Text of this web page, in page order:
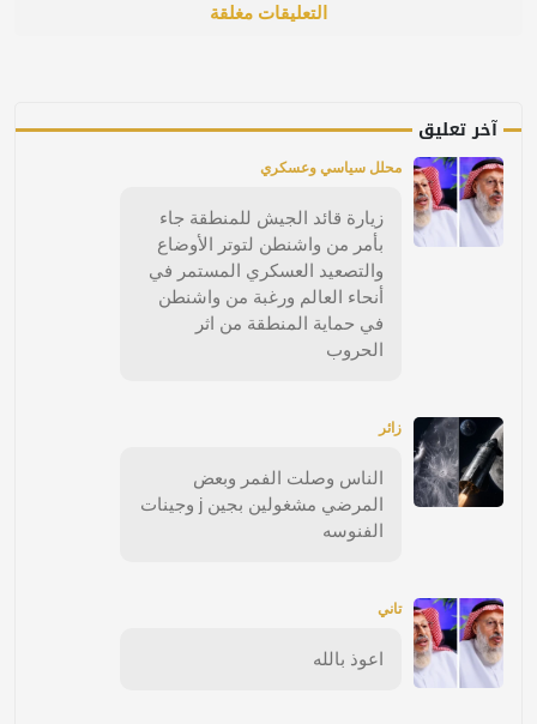
التعليقات مغلقة
آخر تعليق
محلل سياسي وعسكري
زيارة قائد الجيش للمنطقة جاء
بأمر من واشنطن لتوتر الأوضاع
والتصعيد العسكري المستمر في
أنحاء العالم ورغبة من واشنطن
في حماية المنطقة من اثر
الحروب
زائر
الناس وصلت الفمر وبعض
المرضي مشغولين بجين j وجينات
الفنوسه
تاني
اعوذ بالله